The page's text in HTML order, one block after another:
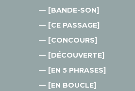
[BANDE-SON]
[CE PASSAGE]
[CONCOURS]
[DÉCOUVERTE]
[EN 5 PHRASES]
[EN BOUCLE]